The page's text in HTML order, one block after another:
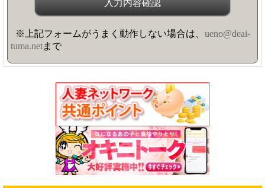
※上記フォームがうまく動作しない場合は、 ueno@deai-
tuma.netまで